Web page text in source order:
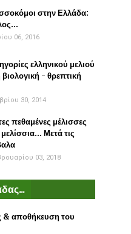
στην Ελλάδα:
06, 2016
ελληνικού μελιού
βιολογική - θρεπτική
30, 2014
πεθαμένες μέλισσες
Μετά τις
03, 2018
& αποθήκευση του